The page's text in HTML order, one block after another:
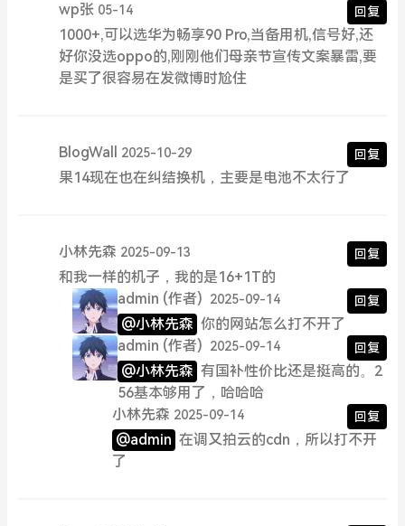
wp张 05-14 回复
1000+,可以选华为畅享90 Pro,当备用机,信号好,还
好你没选oppo的,刚刚他们母亲节宣传文案暴雷,要
是买了很容易在发微博时尬住
BlogWall 2025-10-29 回复
果14现在也在纠结换机，主要是电池不太行了
小林先森 2025-09-13 回复
和我一样的机子，我的是16+1T的
admin (作者) 2025-09-14 回复
@小林先森 你的网站怎么打不开了
admin (作者) 2025-09-14 回复
@小林先森 有国补性价比还是挺高的。2
56基本够用了，哈哈哈
小林先森 2025-09-14 回复
@admin 在调又拍云的cdn，所以打不开
了